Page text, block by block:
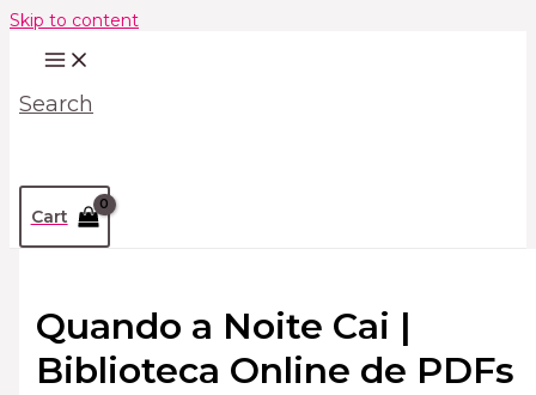
Skip to content
Search
Cart
Quando a Noite Cai |
Biblioteca Online de PDFs